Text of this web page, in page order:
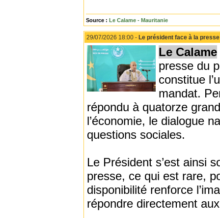
Source : Le Calame - Mauritanie
29/07/2026 18:00 - Le président face à la
Le Calame
presse du
constitue
mandat.
répondu à quatorze
l’économie, le dialogue
questions sociales.
Le Président s’est ainsi
presse, ce qui est rare,
disponibilité renforce
répondre directement